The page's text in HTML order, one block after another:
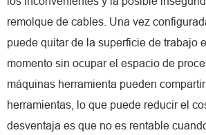
remolque de cables. Una vez
puede quitar de la superficie de trabajo
momento sin ocupar el espacio de
máquinas herramienta pueden
herramientas, lo que puede reducir el
desventaja es que no es rentable